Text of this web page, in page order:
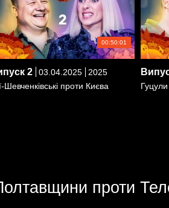
00:50:01
2 03.04.2025
2025
Шевченківські проти Києва
проти